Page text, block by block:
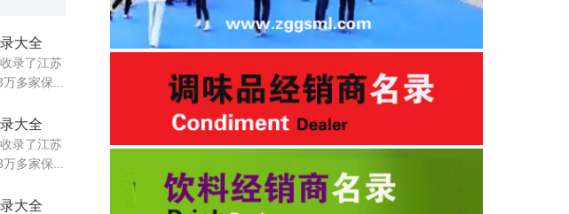
大全
录了江苏
多家保...
大全
录了江苏
多家保...
大全